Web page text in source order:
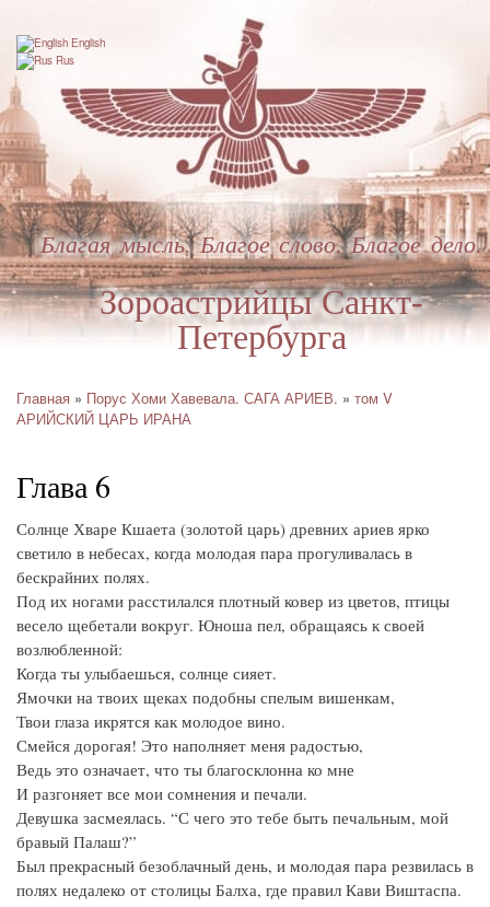
Перейти
к
основному
содержанию
Зороастрийцы Санкт-
Петербурга
Благая мысль. Благое слово. Благое дело.
English
Rus
Строка
Главная Порус Хоми Хавевала. САГА АРИЕВ.
том V
АРИЙСКИЙ ЦАРЬ ИРАНА
Глава 6
Солнце Хваре Кшаета (золотой царь) древних ариев ярко
светило в небесах, когда молодая пара прогуливалась в
бескрайних полях.
Под их ногами расстилался плотный ковер из цветов, птицы
весело щебетали вокруг. Юноша пел, обращаясь к своей
возлюбленной:
Когда ты улыбаешься, солнце сияет.
Ямочки на твоих щеках подобны спелым вишенкам,
Твои глаза икрятся как молодое вино.
Смейся дорогая! Это наполняет меня радостью,
Ведь это означает, что ты благосклонна ко мне
И разгоняет все мои сомнения и печали.
Девушка засмеялась. “С чего это тебе быть печальным, мой
бравый Палаш?”
Был прекрасный безоблачный день, и молодая пара резвилась в
полях недалеко от столицы Балха, где правил Кави Виштаспа.